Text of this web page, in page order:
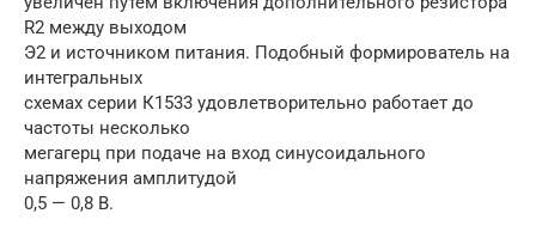
R2 между выходом
Э2 и источником питания. Подобный формирователь на
интегральных
схемах серии К1533 удовлетворительно работает до
частоты несколько
мегагерц при подаче на вход синусоидального
напряжения амплитудой
0,5 — 0,8 В.